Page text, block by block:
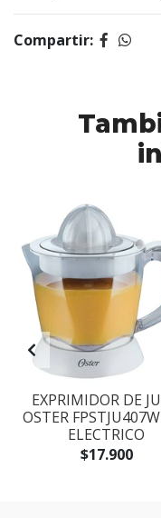
Compartir:
EXPRIMIDOR DE
OSTER
ELECTRICO
$17.900